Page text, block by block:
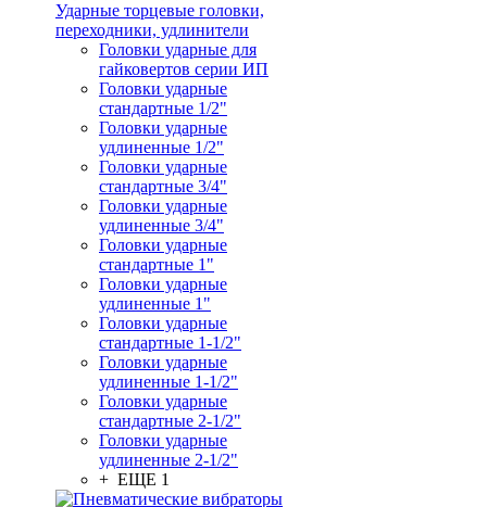
Ударные торцевые головки,
переходники, удлинители
Головки ударные для
гайковертов серии ИП
Головки ударные
стандартные 1/2"
Головки ударные
удлиненные 1/2"
Головки ударные
стандартные 3/4"
Головки ударные
удлиненные 3/4"
Головки ударные
стандартные 1"
Головки ударные
удлиненные 1"
Головки ударные
стандартные 1-1/2"
Головки ударные
удлиненные 1-1/2"
Головки ударные
стандартные 2-1/2"
Головки ударные
удлиненные 2-1/2"
+ ЕЩЕ 1